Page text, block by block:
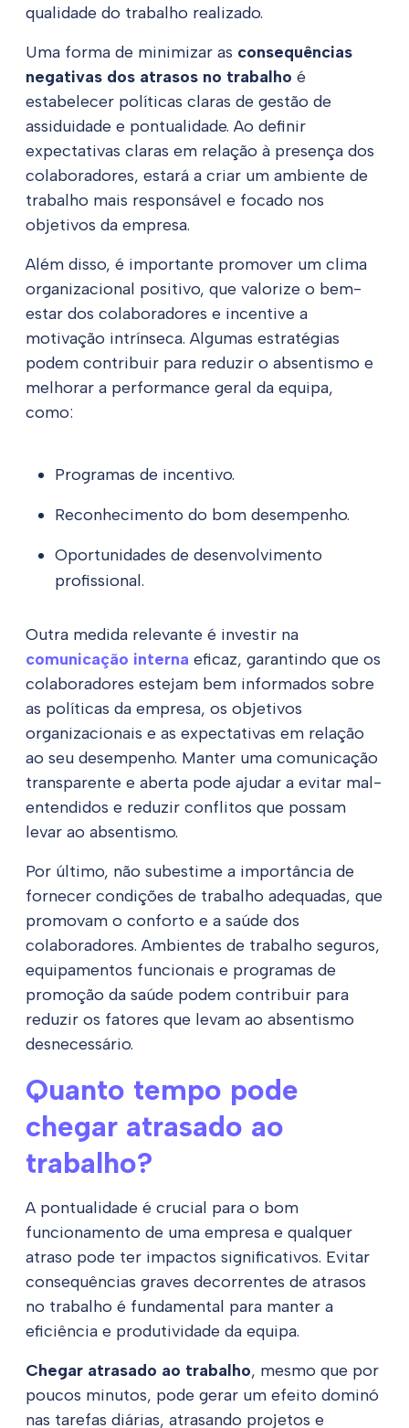
qualidade do trabalho realizado.
Uma forma de minimizar as consequências
negativas dos atrasos no trabalho é
estabelecer políticas claras de gestão de
assiduidade e pontualidade. Ao definir
expectativas claras em relação à presença dos
colaboradores, estará a criar um ambiente de
trabalho mais responsável e focado nos
objetivos da empresa.
Além disso, é importante promover um clima
organizacional positivo, que valorize o bem-
estar dos colaboradores e incentive a
motivação intrínseca. Algumas estratégias
podem contribuir para reduzir o absentismo e
melhorar a performance geral da equipa,
como:
Programas de incentivo.
Reconhecimento do bom desempenho.
Oportunidades de desenvolvimento
profissional.
Outra medida relevante é investir na
comunicação interna eficaz, garantindo que os
colaboradores estejam bem informados sobre
as políticas da empresa, os objetivos
organizacionais e as expectativas em relação
ao seu desempenho. Manter uma comunicação
transparente e aberta pode ajudar a evitar mal-
entendidos e reduzir conflitos que possam
levar ao absentismo.
Por último, não subestime a importância de
fornecer condições de trabalho adequadas, que
promovam o conforto e a saúde dos
colaboradores. Ambientes de trabalho seguros,
equipamentos funcionais e programas de
promoção da saúde podem contribuir para
reduzir os fatores que levam ao absentismo
desnecessário.
Quanto tempo pode
chegar atrasado ao
trabalho?
A pontualidade é crucial para o bom
funcionamento de uma empresa e qualquer
atraso pode ter impactos significativos. Evitar
consequências graves decorrentes de atrasos
no trabalho é fundamental para manter a
eficiência e produtividade da equipa.
Chegar atrasado ao trabalho, mesmo que por
poucos minutos, pode gerar um efeito dominó
nas tarefas diárias, atrasando projetos e